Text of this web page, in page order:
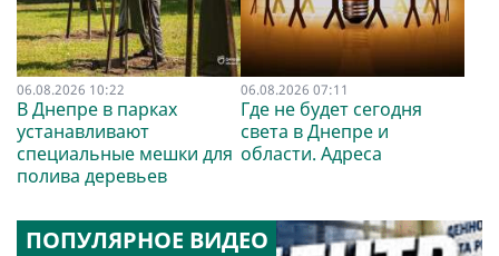
06.08.2026 10:22
В Днепре в парках
устанавливают
специальные мешки для
полива деревьев
06.08.2026 07:11
Где не будет сегодня
света в Днепре и
области. Адреса
ПОПУЛЯРНОЕ ВИДЕО